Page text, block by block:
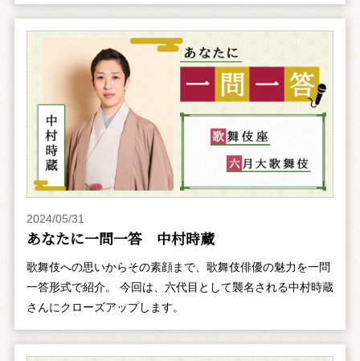
2024/05/31
あなたに一問一答 中村時蔵
歌舞伎への思いからその素顔まで、歌舞伎俳優の魅力を一問
一答形式で紹介。 今回は、六代目として襲名される中村時蔵
さんにクローズアップします。